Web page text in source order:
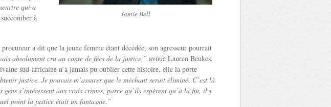
Jamie Bell
qui a
à
a dit que la jeune femme étant décédée, son agresseur pourrait
absolument cru au conte de fées de la justice,” avoue Lauren Beukes.
sud-africaine n’a jamais pu oublier cette histoire, elle la porte
justice. Je pouvais m’assurer que le méchant serait éliminé. C’est là
s’intéressent aux vrais crimes, parce qu’ils espèrent qu’à la fin, il y
point la justice était un fantasme.”